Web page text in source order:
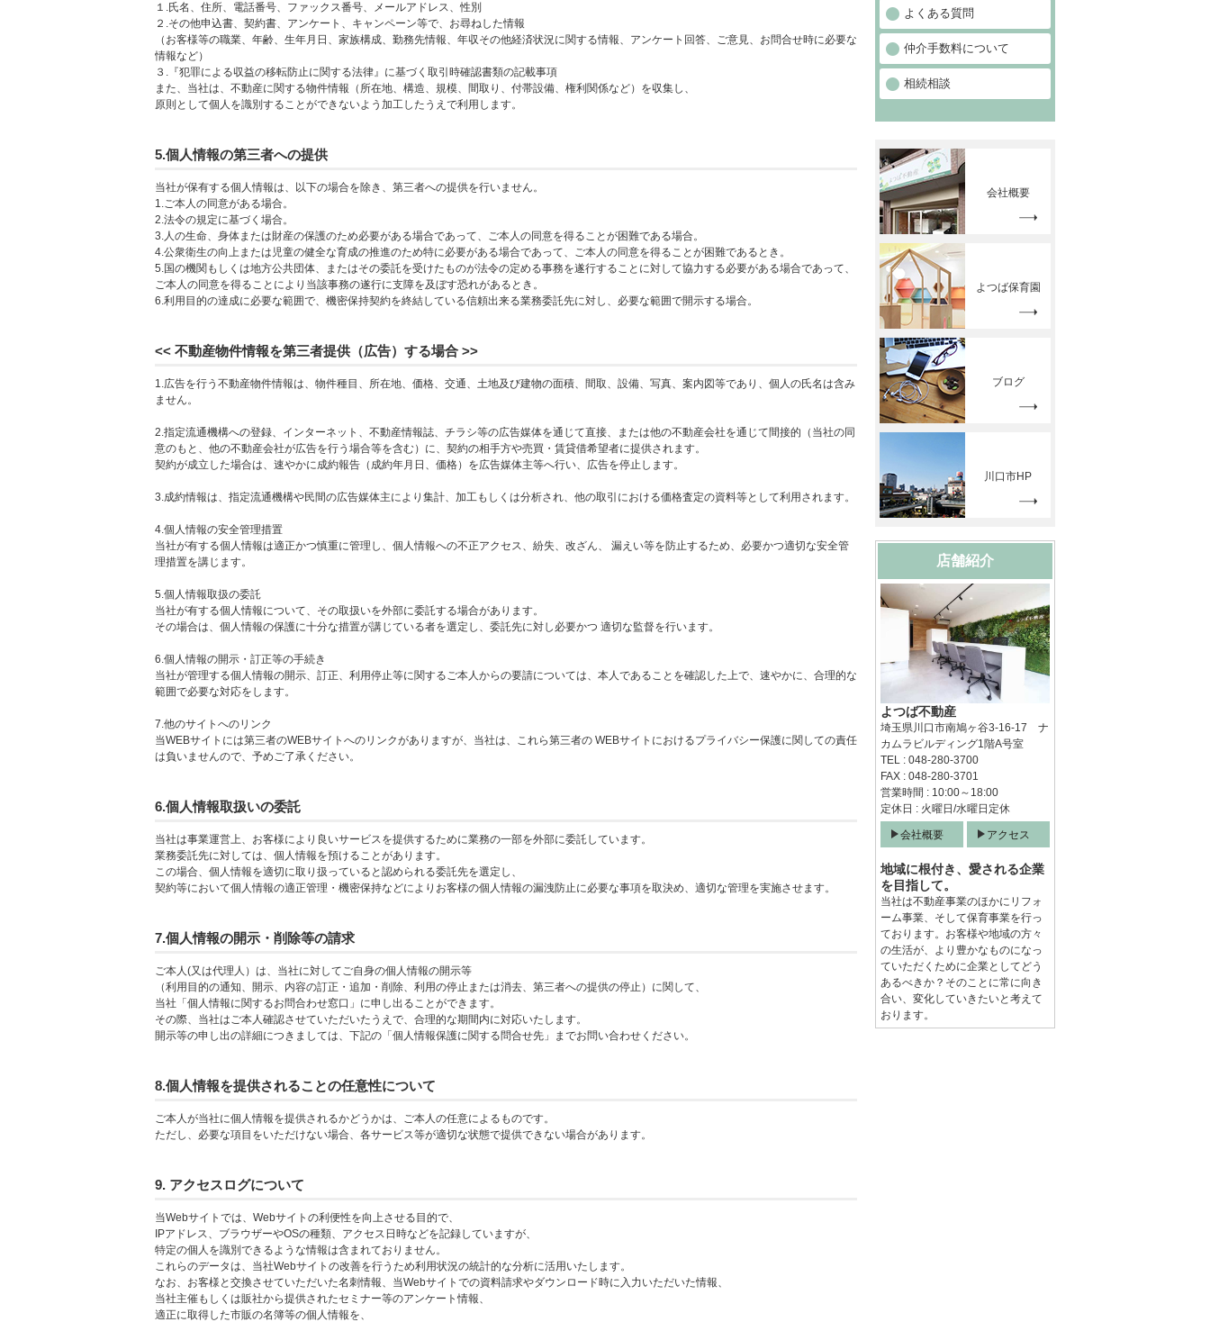
１.氏名、住所、電話番号、ファックス番号、メールアドレス、性別
２.その他申込書、契約書、アンケート、キャンペーン等で、お尋ねした情報
（お客様等の職業、年齢、生年月日、家族構成、勤務先情報、年収その他経済状況に関する情報、アンケート回答、ご意見、お問合せ時に必要な
情報など）
３.『犯罪による収益の移転防止に関する法律』に基づく取引時確認書類の記載事項
また、当社は、不動産に関する物件情報（所在地、構造、規模、間取り、付帯設備、権利関係など）を収集し、
原則として個人を識別することができないよう加工したうえで利用します。
5.個人情報の第三者への提供
当社が保有する個人情報は、以下の場合を除き、第三者への提供を行いません。
1.ご本人の同意がある場合。
2.法令の規定に基づく場合。
3.人の生命、身体または財産の保護のため必要がある場合であって、ご本人の同意を得ることが困難である場合。
4.公衆衛生の向上または児童の健全な育成の推進のため特に必要がある場合であって、ご本人の同意を得ることが困難であるとき。
5.国の機関もしくは地方公共団体、またはその委託を受けたものが法令の定める事務を遂行することに対して協力する必要がある場合であって、
ご本人の同意を得ることにより当該事務の遂行に支障を及ぼす恐れがあるとき。
6.利用目的の達成に必要な範囲で、機密保持契約を終結している信頼出来る業務委託先に対し、必要な範囲で開示する場合。
<< 不動産物件情報を第三者提供（広告）する場合 >>
1.広告を行う不動産物件情報は、物件種目、所在地、価格、交通、土地及び建物の面積、間取、設備、写真、案内図等であり、個人の氏名は含み
ません。
2.指定流通機構への登録、インターネット、不動産情報誌、チラシ等の広告媒体を通じて直接、または他の不動産会社を通じて間接的（当社の同
意のもと、他の不動産会社が広告を行う場合等を含む）に、契約の相手方や売買・賃貸借希望者に提供されます。
契約が成立した場合は、速やかに成約報告（成約年月日、価格）を広告媒体主等へ行い、広告を停止します。
3.成約情報は、指定流通機構や民間の広告媒体主により集計、加工もしくは分析され、他の取引における価格査定の資料等として利用されます。
4.個人情報の安全管理措置
当社が有する個人情報は適正かつ慎重に管理し、個人情報への不正アクセス、紛失、改ざん、 漏えい等を防止するため、必要かつ適切な安全管
理措置を講じます。
5.個人情報取扱の委託
当社が有する個人情報について、その取扱いを外部に委託する場合があります。
その場合は、個人情報の保護に十分な措置が講じている者を選定し、委託先に対し必要かつ 適切な監督を行います。
6.個人情報の開示・訂正等の手続き
当社が管理する個人情報の開示、訂正、利用停止等に関するご本人からの要請については、本人であることを確認した上で、速やかに、合理的な
範囲で必要な対応をします。
7.他のサイトへのリンク
当WEBサイトには第三者のWEBサイトへのリンクがありますが、当社は、これら第三者の WEBサイトにおけるプライバシー保護に関しての責任
は負いませんので、予めご了承ください。
6.個人情報取扱いの委託
当社は事業運営上、お客様により良いサービスを提供するために業務の一部を外部に委託しています。
業務委託先に対しては、個人情報を預けることがあります。
この場合、個人情報を適切に取り扱っていると認められる委託先を選定し、
契約等において個人情報の適正管理・機密保持などによりお客様の個人情報の漏洩防止に必要な事項を取決め、適切な管理を実施させます。
7.個人情報の開示・削除等の請求
ご本人(又は代理人）は、当社に対してご自身の個人情報の開示等
（利用目的の通知、開示、内容の訂正・追加・削除、利用の停止または消去、第三者への提供の停止）に関して、
当社「個人情報に関するお問合わせ窓口」に申し出ることができます。
その際、当社はご本人確認させていただいたうえで、合理的な期間内に対応いたします。
開示等の申し出の詳細につきましては、下記の「個人情報保護に関する問合せ先」までお問い合わせください。
8.個人情報を提供されることの任意性について
ご本人が当社に個人情報を提供されるかどうかは、ご本人の任意によるものです。
ただし、必要な項目をいただけない場合、各サービス等が適切な状態で提供できない場合があります。
9. アクセスログについて
当Webサイトでは、Webサイトの利便性を向上させる目的で、
IPアドレス、ブラウザーやOSの種類、アクセス日時などを記録していますが、
特定の個人を識別できるような情報は含まれておりません。
これらのデータは、当社Webサイトの改善を行うため利用状況の統計的な分析に活用いたします。
なお、お客様と交換させていただいた名刺情報、当Webサイトでの資料請求やダウンロード時に入力いただいた情報、
当社主催もしくは販社から提供されたセミナー等のアンケート情報、
適正に取得した市販の名簿等の個人情報を、
よくある質問
仲介手数料について
相続相談
会社概要
よつば保育園
ブログ
川口市HP
店舗紹介
よつば不動産
埼玉県川口市南鳩ヶ谷3-16-17 ナ
カムラビルディング1階A号室
TEL : 048-280-3700
FAX : 048-280-3701
営業時間 : 10:00～18:00
定休日 : 火曜日/水曜日定休
会社概要 アクセス
地域に根付き、愛される企業
を目指して。
当社は不動産事業のほかにリフォ
ーム事業、そして保育事業を行っ
ております。お客様や地域の方々
の生活が、より豊かなものになっ
ていただくために企業としてどう
あるべきか？そのことに常に向き
合い、変化していきたいと考えて
おります。